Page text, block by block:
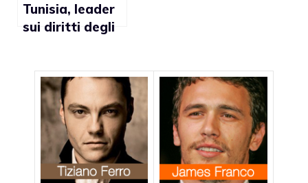
Tunisia, leader
sui diritti degli